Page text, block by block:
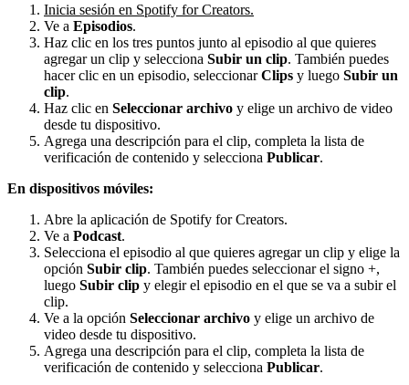
Inicia sesión en Spotify for Creators.
Ve a Episodios.
Haz clic en los tres puntos junto al episodio al que quieres
agregar un clip y selecciona Subir un clip. También puedes
hacer clic en un episodio, seleccionarClips y luego Subir un
clip.
Haz clic en Seleccionar archivo y elige un archivo de video
desde tu dispositivo.
Agrega una descripción para el clip, completa la lista de
verificación de contenido y selecciona Publicar.
En dispositivos móviles:
Abre la aplicación de Spotify for Creators.
Ve a Podcast.
Selecciona el episodio al que quieres agregar un clip y elige la
opción Subir clip. También puedes seleccionar el signo +,
luego Subir clip y elegir el episodio en el que se va a subir el
clip.
Ve a la opción Seleccionar archivo y elige un archivo de
video desde tu dispositivo.
Agrega una descripción para el clip, completa la lista de
verificación de contenido y selecciona Publicar.